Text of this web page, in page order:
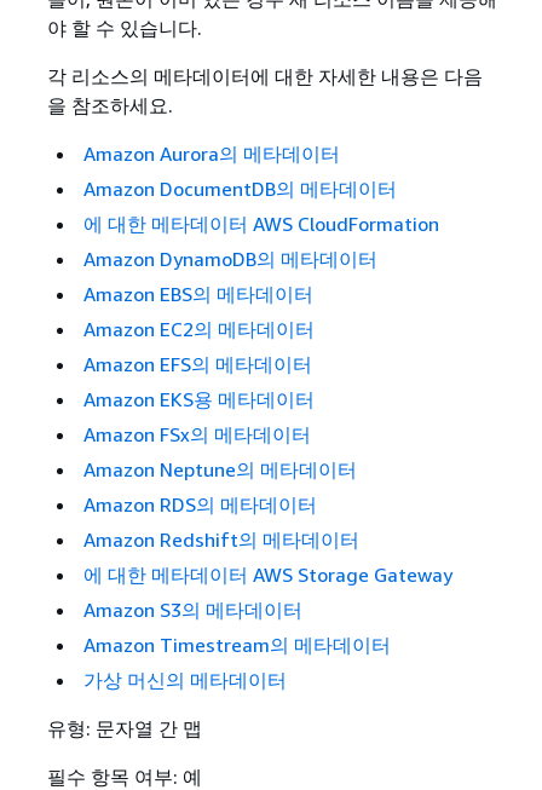
야 할 수 있습니다.
각 리소스의 메타데이터에 대한 자세한 내용은 다음
을 참조하세요.
Amazon Aurora의 메타데이터
Amazon DocumentDB의 메타데이터
에 대한 메타데이터 AWS CloudFormation
Amazon DynamoDB의 메타데이터
Amazon EBS의 메타데이터
Amazon EC2의 메타데이터
Amazon EFS의 메타데이터
Amazon EKS용 메타데이터
Amazon FSx의 메타데이터
Amazon Neptune의 메타데이터
Amazon RDS의 메타데이터
Amazon Redshift의 메타데이터
에 대한 메타데이터 AWS Storage Gateway
Amazon S3의 메타데이터
Amazon Timestream의 메타데이터
가상 머신의 메타데이터
유형: 문자열 간 맵
필수 항목 여부: 예